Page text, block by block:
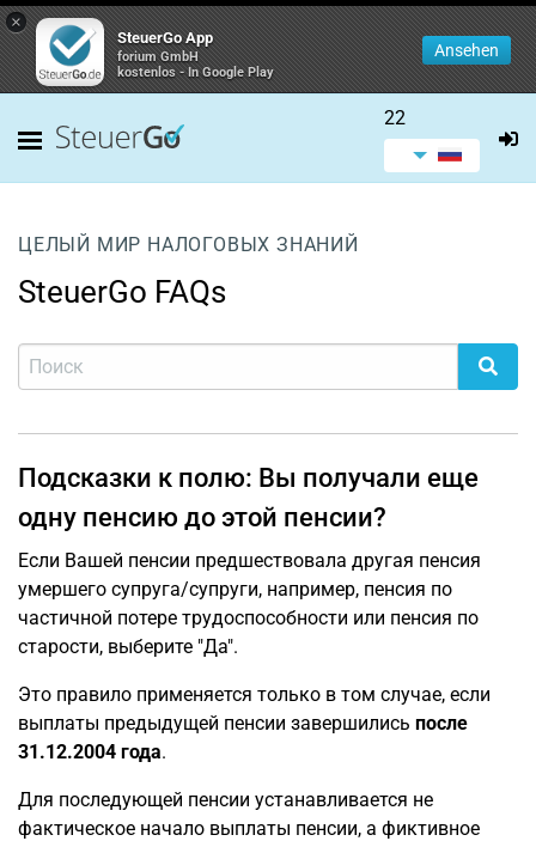
×
SteuerGo App
forium GmbH
kostenlos - In Google Play
Ansehen
22
ЦЕЛЫЙ МИР НАЛОГОВЫХ ЗНАНИЙ
SteuerGo FAQs
Подсказки к полю: Вы получали еще
одну пенсию до этой пенсии?
Если Вашей пенсии предшествовала другая пенсия
умершего супруга/супруги, например, пенсия по
частичной потере трудоспособности или пенсия по
старости, выберите "Да".
Это правило применяется только в том случае, если
выплаты предыдущей пенсии завершились после
31.12.2004 года.
Для последующей пенсии устанавливается не
фактическое начало выплаты пенсии, а фиктивное